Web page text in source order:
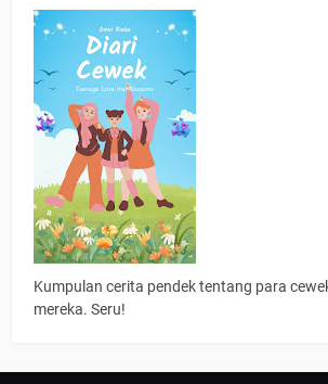
Kumpulan cerita pendek tentang para
mereka. Seru!